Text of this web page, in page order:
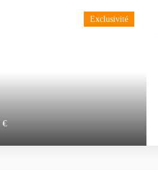
€
Exclusivité